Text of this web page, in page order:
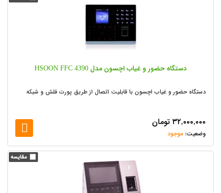
دستگاه حضور و غیاب اچسون مدل HSOON FFC 4390
دستگاه حضور و غیاب اچسون با قابلیت اتصال از طریق پورت فلش و شبکه
۳۲,۰۰۰,۰۰۰ تومان
موجود